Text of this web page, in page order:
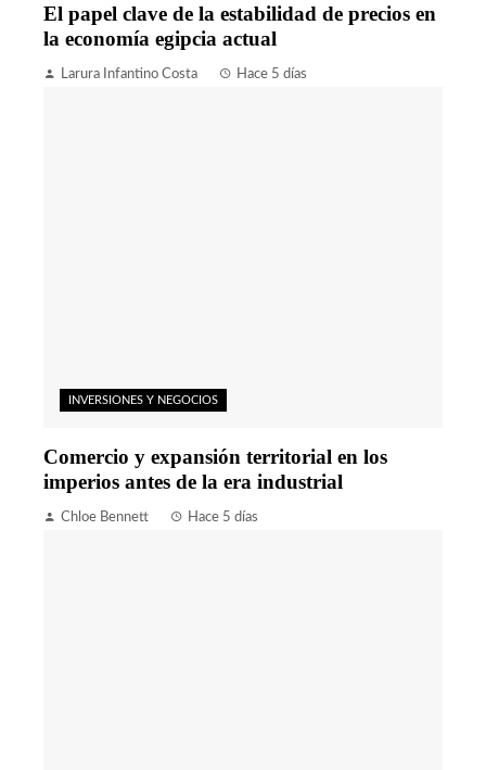
El papel clave de la estabilidad de precios en
la economía egipcia actual
Larura Infantino Costa Hace 5 días
INVERSIONES Y NEGOCIOS
Comercio y expansión territorial en los
imperios antes de la era industrial
Chloe Bennett Hace 5 días